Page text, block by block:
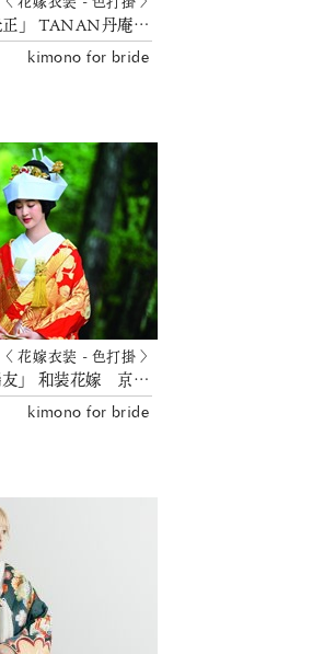
色打掛「金彩友禅 和田光正」 TANAN丹庵 京都結婚式
kimono for bride
〈 花嫁衣装 - 色打掛 〉
TANAN丹庵 色打掛「瑞友」 和装花嫁 京都結婚式 花嫁衣裳
kimono for bride